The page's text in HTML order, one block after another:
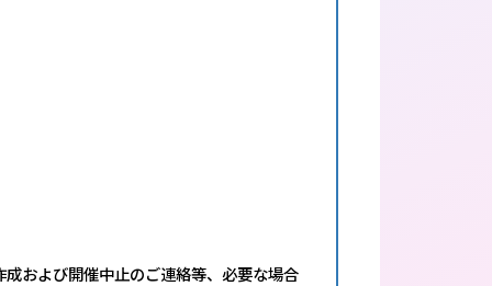
および開催中止のご連絡等、必要な場合